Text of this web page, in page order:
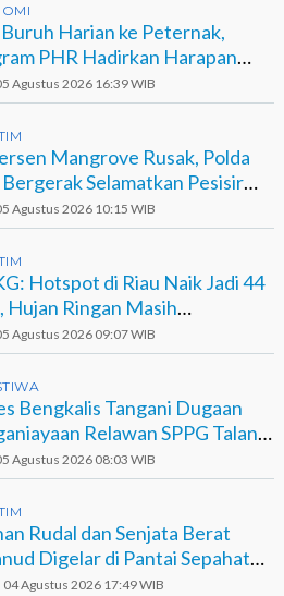
Harian ke Peternak,
PHR Hadirkan Harapan
Suku Sakai
Agustus 2026 16:39 WIB
Mangrove Rusak, Polda
Bergerak Selamatkan Pesisir
Agustus 2026 10:15 WIB
Hotspot di Riau Naik Jadi 44
Hujan Ringan Masih
Terjadi
Agustus 2026 09:07 WIB
Bengkalis Tangani Dugaan
Relawan SPPG Talang
Agustus 2026 08:03 WIB
Rudal dan Senjata Berat
Digelar di Pantai Sepahat
04 Agustus 2026 17:49 WIB